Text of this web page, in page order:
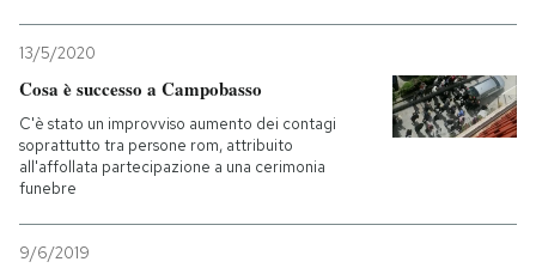
13/5/2020
Cosa è successo a Campobasso
C'è stato un improvviso aumento dei contagi
soprattutto tra persone rom, attribuito
all'affollata partecipazione a una cerimonia
funebre
9/6/2019